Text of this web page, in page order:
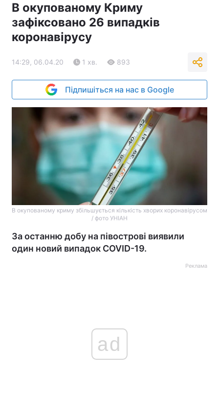
В окупованому Криму
зафіксовано 26 випадків
коронавірусу
14:29, 06.04.20 1 хв. 893
Підпишіться на нас в Google
В окупованому криму збільшується кількість хворих коронавірусом
/ фото УНІАН
За останню добу на півострові виявили
один новий випадок COVID-19.
Реклама
ad